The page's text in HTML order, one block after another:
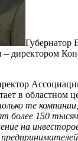
Губернатор
– директором
в областном
те
более 150
на